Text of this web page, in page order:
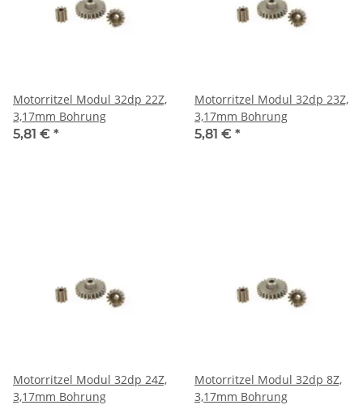
Motorritzel Modul 32dp 22Z,
3,17mm Bohrung
5,81 € *
Motorritzel Modul 32dp 23Z,
3,17mm Bohrung
5,81 € *
Motorritzel Modul 32dp 24Z,
3,17mm Bohrung
Motorritzel Modul 32dp 8Z,
3,17mm Bohrung